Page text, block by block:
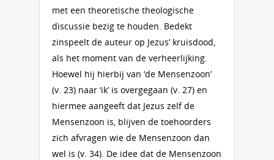
met een theoretische theologische
discussie bezig te houden. Bedekt
zinspeelt de auteur op Jezus’ kruisdood,
als het moment van de verheerlijking.
Hoewel hij hierbij van ‘de Mensenzoon’
(v. 23) naar ‘ik’ is overgegaan (v. 27) en
hiermee aangeeft dat Jezus zelf de
Mensenzoon is, blijven de toehoorders
zich afvragen wie de Mensenzoon dan
wel is (v. 34). De idee dat de Mensenzoon